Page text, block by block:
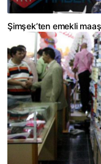
Şimşek’ten emekli